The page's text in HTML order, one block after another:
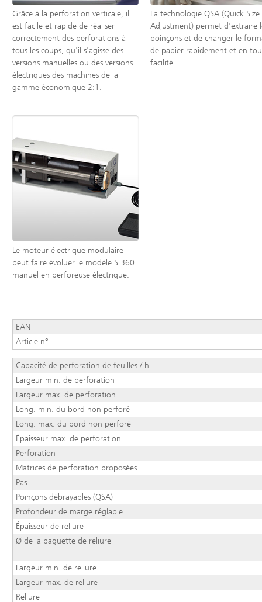
Grâce à la perforation verticale, il
est facile et rapide de réaliser
correctement des perforations à
tous les coups, qu'il s'agisse des
versions manuelles ou des versions
électriques des machines de la
gamme économique 2:1.
La technologie QSA (Quick Size
Adjustment) permet d'extraire
poinçons et de changer le
de papier rapidement et en
facilité.
Le moteur électrique modulaire
peut faire évoluer le modèle S 360
manuel en perforeuse électrique.
EAN
Article n°
Capacité de perforation de feuilles / h
Largeur min. de perforation
Largeur max. de perforation
Long. min. du bord non perforé
Long. max. du bord non perforé
Épaisseur max. de perforation
Perforation
Matrices de perforation proposées
Pas
Poinçons débrayables (QSA)
Profondeur de marge réglable
Épaisseur de reliure
Ø de la baguette de reliure
Largeur min. de reliure
Largeur max. de reliure
Reliure